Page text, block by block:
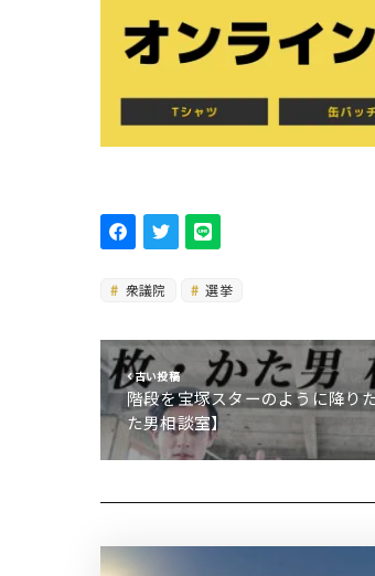
衆議院 選挙
古い投稿
階段を宝塚スターのように降り
た男相談室】